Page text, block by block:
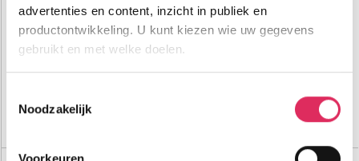
advertenties en content, inzicht in publiek en
productontwikkeling. U kunt kiezen wie uw gegevens
gebruikt en met welke doelen.
Informatie verzamelen over uw geografische
Uw apparaat identificeren door het actief te
Noodzakelijk
Voorkeuren
vanaf
648 p.p.
incl. skipas
100m tot centrum
100m tot skilift
logies
8,3